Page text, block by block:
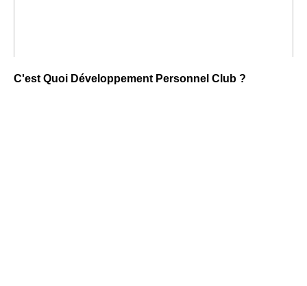
C'est Quoi Développement Personnel Club ?